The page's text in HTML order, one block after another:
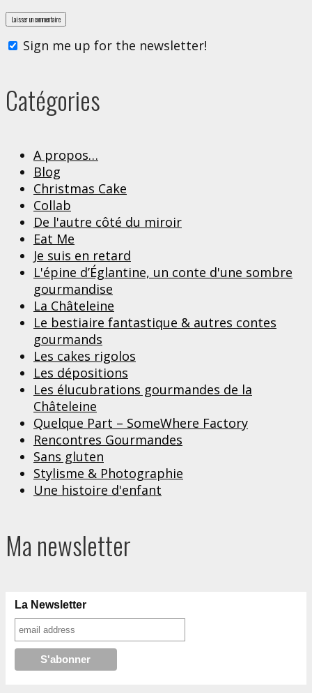
Sign me up for the newsletter!
Catégories
A propos…
Blog
Christmas Cake
Collab
De l'autre côté du miroir
Eat Me
Je suis en retard
L'épine d’Églantine, un conte d'une sombre
gourmandise
La Châteleine
Le bestiaire fantastique & autres contes
gourmands
Les cakes rigolos
Les dépositions
Les élucubrations gourmandes de la
Châteleine
Quelque Part – SomeWhere Factory
Rencontres Gourmandes
Sans gluten
Stylisme & Photographie
Une histoire d'enfant
Ma newsletter
La Newsletter